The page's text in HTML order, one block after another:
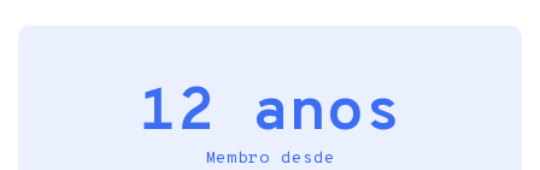
12 anos
Membro desde